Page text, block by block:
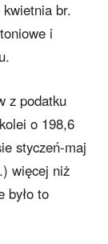
br.
i
z podatku
o 198,6
styczeń-maj
więcej niż
było to